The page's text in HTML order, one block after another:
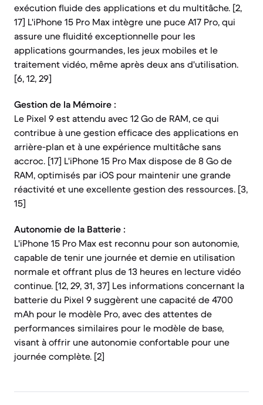
exécution fluide des applications et du multitâche. [2,
17] L'iPhone 15 Pro Max intègre une puce A17 Pro, qui
assure une fluidité exceptionnelle pour les
applications gourmandes, les jeux mobiles et le
traitement vidéo, même après deux ans d'utilisation.
[6, 12, 29]
Gestion de la Mémoire :
Le Pixel 9 est attendu avec 12 Go de RAM, ce qui
contribue à une gestion efficace des applications en
arrière-plan et à une expérience multitâche sans
accroc. [17] L'iPhone 15 Pro Max dispose de 8 Go de
RAM, optimisés par iOS pour maintenir une grande
réactivité et une excellente gestion des ressources. [3,
15]
Autonomie de la Batterie :
L'iPhone 15 Pro Max est reconnu pour son autonomie,
capable de tenir une journée et demie en utilisation
normale et offrant plus de 13 heures en lecture vidéo
continue. [12, 29, 31, 37] Les informations concernant la
batterie du Pixel 9 suggèrent une capacité de 4700
mAh pour le modèle Pro, avec des attentes de
performances similaires pour le modèle de base,
visant à offrir une autonomie confortable pour une
journée complète. [2]